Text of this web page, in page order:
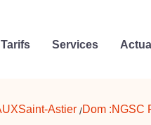
Tarifs Services
Saint-Astier /Dom :NGSC